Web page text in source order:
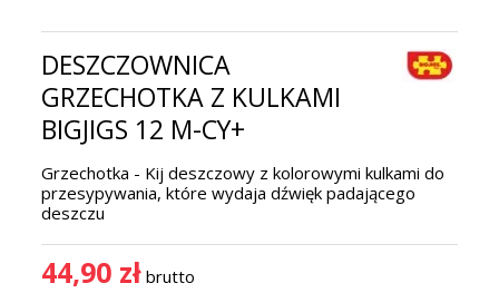
DESZCZOWNICA
GRZECHOTKA Z KULKAMI
BIGJIGS 12 M-CY+
Grzechotka - Kij deszczowy z kolorowymi kulkami do
przesypywania, które wydaja dźwięk padającego
deszczu
44,90 zł brutto